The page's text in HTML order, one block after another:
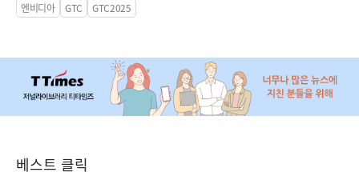
엔비디아 GTC GTC2025
베스트 클릭